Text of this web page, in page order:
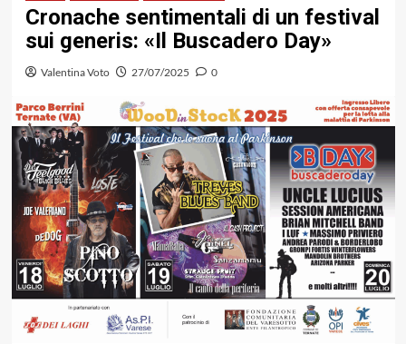
Cronache sentimentali di un festival
sui generis: «Il Buscadero Day»
Valentina Voto 27/07/2025 0